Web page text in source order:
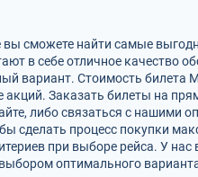
сможете найти самые
в себе отличное качество
вариант. Стоимость билета
Заказать билеты на
либо связаться с нашими
сделать процесс покупки
при выборе рейса. У
оптимального